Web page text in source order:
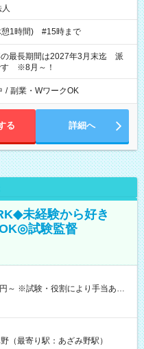
1時間) #15時まで
最長期間は2027年3月末迄 派
す ※8月～！
/ 副業・WワークOK
る 詳細へ
未経験から好き
試験監督
給（前払い）オプションあ
ら1週間ほどで給与の一部を受け
（休憩1時間） 時給1,300円
※当日の役割により時給＋100
（最寄り駅：あざみ野駅）